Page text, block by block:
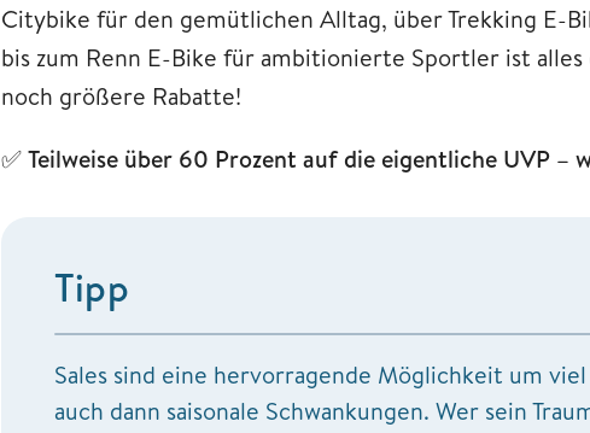
Citybike für den gemütlichen Alltag, über Trekking E-
bis zum Renn E-Bike für ambitionierte Sportler ist
noch größere Rabatte!
✅Teilweise über 60 Prozent auf die eigentliche UVP –
Tipp
Sales sind eine hervorragende Möglichkeit um
auch dann saisonale Schwankungen. Wer sein